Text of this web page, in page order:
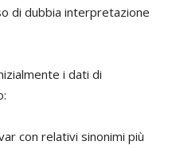
di dubbia interpretazione
i dati di
con relativi sinonimi più